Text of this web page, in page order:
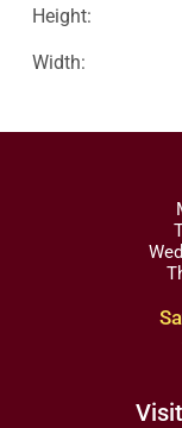
Height:
Width: